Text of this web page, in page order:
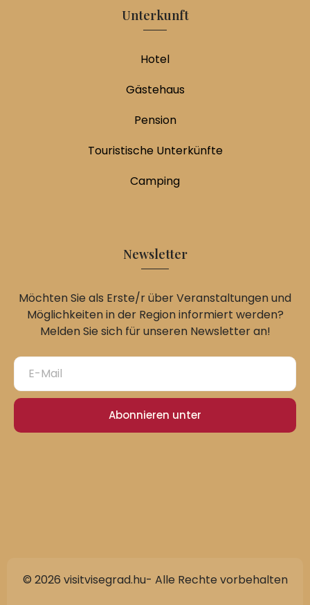
Unterkunft
Hotel
Gästehaus
Pension
Touristische Unterkünfte
Camping
Newsletter
Möchten Sie als Erste/r über Veranstaltungen und
Möglichkeiten in der Region informiert werden?
Melden Sie sich für unseren Newsletter an!
Abonnieren unter
© 2026 visitvisegrad.hu- Alle Rechte vorbehalten
Slovak